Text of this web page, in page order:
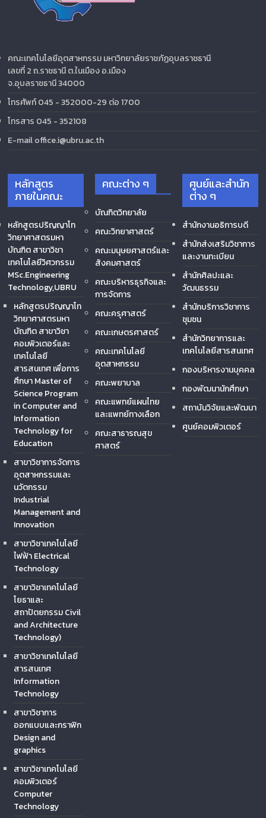
คณะเทคโนโลยีอุตสาหกรรม มหาวิทยาลัยราชภัฏอุบลราชธานี
เลขที่ 2 ถ.ราชธานี ต.ในเมือง อ.เมือง
จ.อุบลราชธานี 34000
โทรศัพท์ 045 - 352000-29 ต่อ 1700
โทรสาร 045 - 352108
E-mail office.i@ubru.ac.th
หลักสูตร
ภายในคณะ
หลักสูตรปริญญาโท
วิทยาศาสตรมหา
บัณฑิต สาขาวิชา
เทคโนโลยีวิศวกรรม
MSc.Engineering
Technology,UBRU
หลักสูตรปริญญาโท
วิทยาศาสตรมหา
บัณฑิต สาขาวิชา
คอมพิวเตอร์และ
เทคโนโลยี
สารสนเทศ เพื่อการ
ศึกษา Master of
Science Program
in Computer and
Information
Technology for
Education
สาขาวิชาการจัดการ
อุตสาหกรรมและ
นวัตกรรม
Industrial
Management and
Innovation
สาขาวิชาเทคโนโลยี
ไฟฟ้า Electrical
Technology
สาขาวิชาเทคโนโลยี
โยธาและ
สถาปัตยกรรม Civil
and Architecture
Technology)
สาขาวิชาเทคโนโลยี
สารสนเทศ
Information
Technology
สาขาวิชาการ
ออกแบบและกราฟิก
Design and
graphics
สาขาวิชาเทคโนโลยี
คอมพิวเตอร์
Computer
Technology
คณะต่าง ๆ
บัณฑิตวิทยาลัย
คณะวิทยาศาสตร์
คณะมนุษยศาสตร์และ
สังคมศาสตร์
คณะบริหารธุรกิจและ
การจัดการ
คณะครุศาสตร์
คณะเกษตรศาสตร์
คณะเทคโนโลยี
อุตสาหกรรม
คณะพยาบาล
คณะแพทย์แผนไทย
และแพทย์ทางเลือก
คณะสาธารณสุข
ศาสตร์
ศูนย์และสำนัก
ต่าง ๆ
สำนักงานอธิการบดี
สำนักส่งเสริมวิชาการ
และงานทะเบียน
สำนักศิลปะและ
วัฒนธรรม
สำนักบริการวิชาการ
ชุมชน
สำนักวิทยาการและ
เทคโนโลยีสารสนเทศ
กองบริหารงานบุคคล
กองพัฒนานักศึกษา
สถาบันวิจัยและพัฒนา
ศูนย์คอมพิวเตอร์